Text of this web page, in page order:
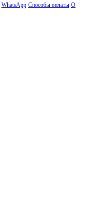
WhatsApp Способы оплаты О